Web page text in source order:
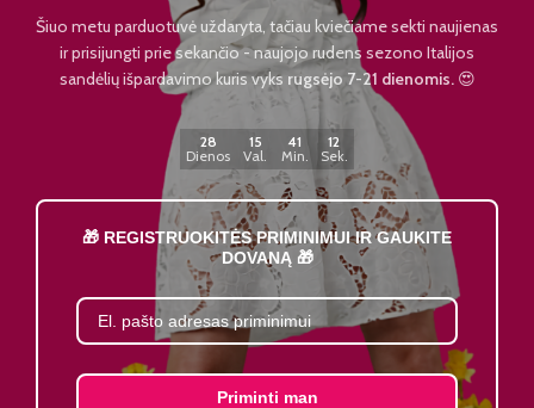
Šiuo metu parduotuvė uždaryta, tačiau kviečiame sekti naujienas
ir prisijungti prie sekančio - naujojo rudens sezono Italijos
sandėlių išpardavimo kuris vyks rugsėjo 7-21 dienomis.😍
28
Dienos
15
Val.
41
Min.
12
Sek.
🎁 REGISTRUOKITĖS PRIMINIMUI IR GAUKITE
DOVANĄ 🎁
Priminti man